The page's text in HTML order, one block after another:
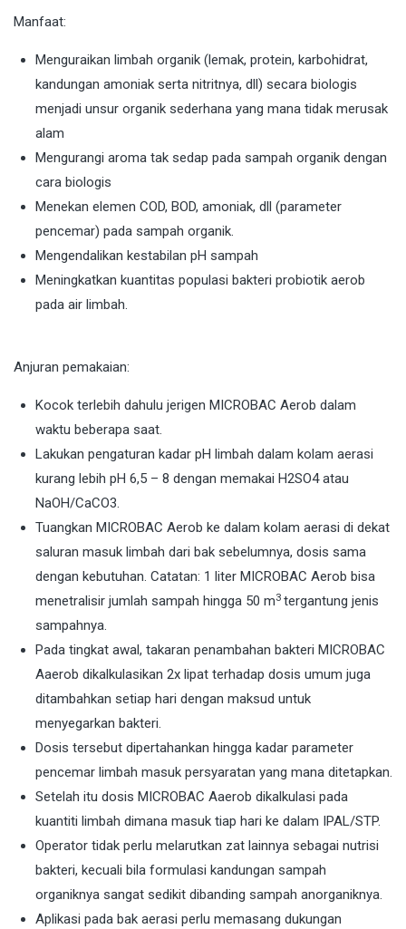
Manfaat:
Menguraikan limbah organik (lemak, protein, karbohidrat,
kandungan amoniak serta nitritnya, dll) secara biologis
menjadi unsur organik sederhana yang mana tidak merusak
alam
Mengurangi aroma tak sedap pada sampah organik dengan
cara biologis
Menekan elemen COD, BOD, amoniak, dll (parameter
pencemar) pada sampah organik.
Mengendalikan kestabilan pH sampah
Meningkatkan kuantitas populasi bakteri probiotik aerob
pada air limbah.
Anjuran pemakaian:
Kocok terlebih dahulu jerigen MICROBAC Aerob dalam
waktu beberapa saat.
Lakukan pengaturan kadar pH limbah dalam kolam aerasi
kurang lebih pH 6,5 – 8 dengan memakai H2SO4 atau
NaOH/CaCO3.
Tuangkan MICROBAC Aerob ke dalam kolam aerasi di dekat
saluran masuk limbah dari bak sebelumnya, dosis sama
dengan kebutuhan. Catatan: 1 liter MICROBAC Aerob bisa
menetralisir jumlah sampah hingga 50 m3 tergantung jenis
sampahnya.
Pada tingkat awal, takaran penambahan bakteri MICROBAC
Aaerob dikalkulasikan 2x lipat terhadap dosis umum juga
ditambahkan setiap hari dengan maksud untuk
menyegarkan bakteri.
Dosis tersebut dipertahankan hingga kadar parameter
pencemar limbah masuk persyaratan yang mana ditetapkan.
Setelah itu dosis MICROBAC Aaerob dikalkulasi pada
kuantiti limbah dimana masuk tiap hari ke dalam IPAL/STP.
Operator tidak perlu melarutkan zat lainnya sebagai nutrisi
bakteri, kecuali bila formulasi kandungan sampah
organiknya sangat sedikit dibanding sampah anorganiknya.
Aplikasi pada bak aerasi perlu memasang dukungan